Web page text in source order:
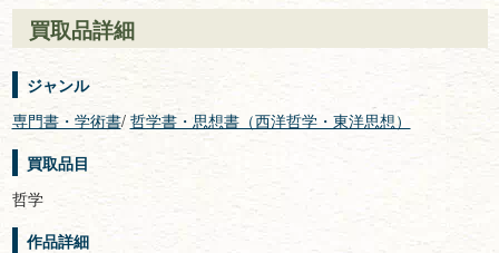
買取品詳細
ジャンル
専門書・学術書/ 哲学書・思想書（西洋哲学・東洋思想）
買取品目
哲学
作品詳細